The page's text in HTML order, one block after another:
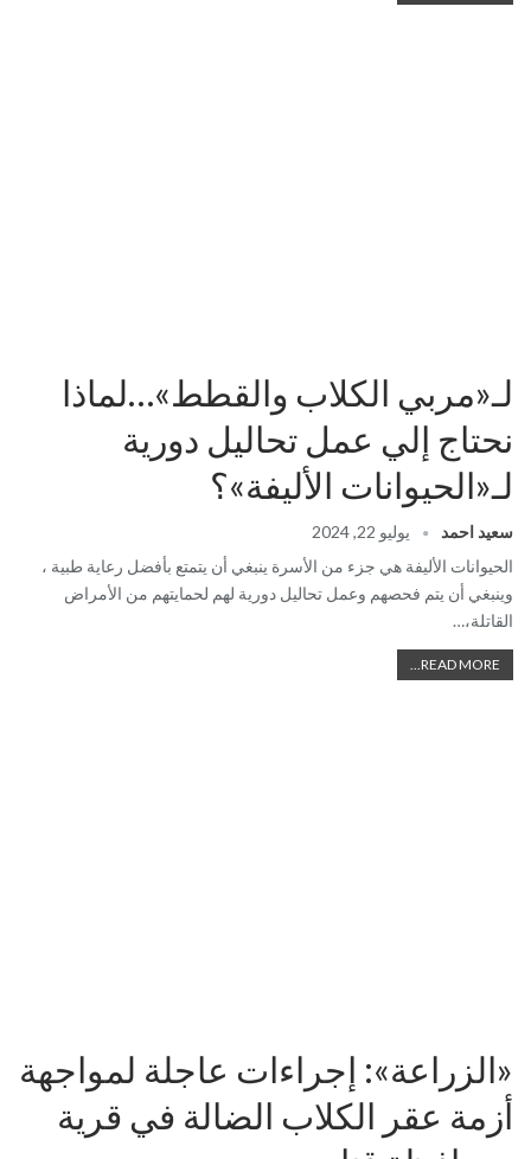
لـ«مربي الكلاب والقطط»…لماذا
نحتاج إلي عمل تحاليل دورية
لـ«الحيوانات الأليفة»؟
سعيد احمد
يوليو 22, 2024
الحيوانات الأليفة هي جزء من الأسرة ينبغي أن يتمتع بأفضل رعاية طبية ،
وينبغي أن يتم فحصهم وعمل تحاليل دورية لهم لحمايتهم من الأمراض
القاتلة،…
READ MORE...
«الزراعة»: إجراءات عاجلة لمواجهة
أزمة عقر الكلاب الضالة في قرية